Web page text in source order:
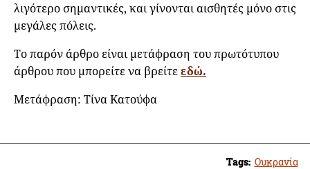
λιγότερο σημαντικές, και γίνονται αισθητές μόνο στις
μεγάλες πόλεις.
Το παρόν άρθρο είναι μετάφραση του πρωτότυπου
άρθρου που μπορείτε να βρείτεεδώ.
Μετάφραση: Τίνα Κατούφα
Tags: Ουκρανία